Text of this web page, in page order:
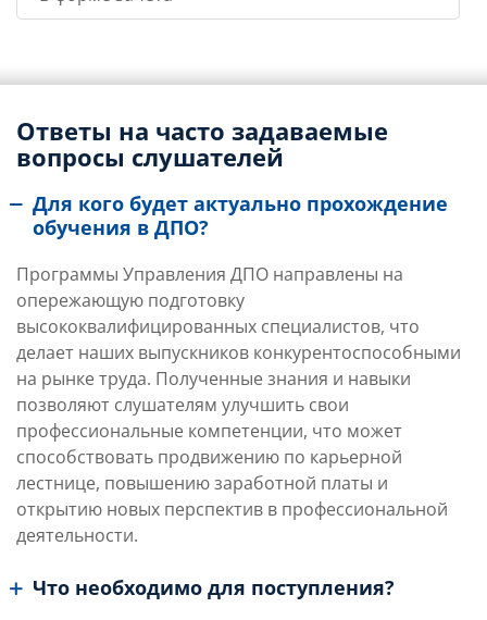
Ответы на часто задаваемые
вопросы слушателей
Для кого будет актуально прохождение
обучения в ДПО?
Программы Управления ДПО направлены на
опережающую подготовку
высококвалифицированных специалистов, что
делает наших выпускников конкурентоспособными
на рынке труда. Полученные знания и навыки
позволяют слушателям улучшить свои
профессиональные компетенции, что может
способствовать продвижению по карьерной
лестнице, повышению заработной платы и
открытию новых перспектив в профессиональной
деятельности.
Что необходимо для поступления?